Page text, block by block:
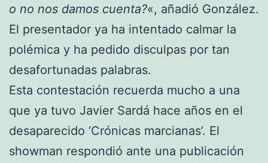
o no nos damos cuenta?«, añadió González.
El presentador ya ha intentado calmar la
polémica y ha pedido disculpas por tan
desafortunadas palabras.
Esta contestación recuerda mucho a una
que ya tuvo Javier Sardá hace años en el
desaparecido ‘Crónicas marcianas’. El
showman respondió ante una publicación